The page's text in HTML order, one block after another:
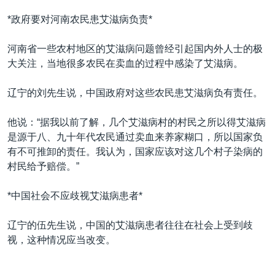
转
检
索
欧洲
美洲
科教·文娱·体健
劳工
白宫要闻
美中关系
美国之音专访
重要讲话与声明
台海两岸关系
南中国海争端
关注新疆
VOA视频
中文广播
关注我们
*政府要对河南农民患艾滋病负责*
河南省一些农村地区的艾滋病问题曾经引起国内外人士的极
大关注，当地很多农民在卖血的过程中感染了艾滋病。
辽宁的刘先生说，中国政府对这些农民患艾滋病负有责任。
他说：“据我以前了解，几个艾滋病村的村民之所以得艾滋病
是源于八、九十年代农民通过卖血来养家糊口，所以国家负
有不可推卸的责任。我认为，国家应该对这几个村子染病的
村民给予赔偿。”
*中国社会不应歧视艾滋病患者*
辽宁的伍先生说，中国的艾滋病患者往往在社会上受到歧
视，这种情况应当改变。